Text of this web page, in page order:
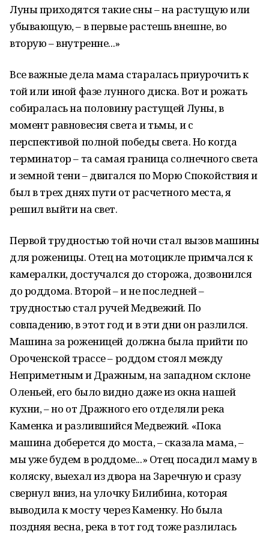
Луны приходятся такие сны – на растущую или
убывающую, – в первые растешь внешне, во
вторую – внутренне...»
Все важные дела мама старалась приурочить к
той или иной фазе лунного диска. Вот и рожать
собиралась на половину растущей Луны, в
момент равновесия света и тьмы, и с
перспективой полной победы света. Но когда
терминатор – та самая граница солнечного света
и земной тени – двигался по Морю Спокойствия и
был в трех днях пути от расчетного места, я
решил выйти на свет.
Первой трудностью той ночи стал вызов машины
для роженицы. Отец на мотоцикле примчался к
камералки, достучался до сторожа, дозвонился
до роддома. Второй – и не последней –
трудностью стал ручей Медвежий. По
совпадению, в этот год и в эти дни он разлился.
Машина за роженицей должна была прийти по
Ороченской трассе – роддом стоял между
Неприметным и Дражным, на западном склоне
Оленьей, его было видно даже из окна нашей
кухни, – но от Дражного его отделяли река
Каменка и разлившийся Медвежий. «Пока
машина доберется до моста, – сказала мама, –
мы уже будем в роддоме...» Отец посадил маму в
коляску, выехал из двора на Заречную и сразу
свернул вниз, на улочку Билибина, которая
выводила к мосту через Каменку. Но была
поздняя весна, река в тот год тоже разлилась